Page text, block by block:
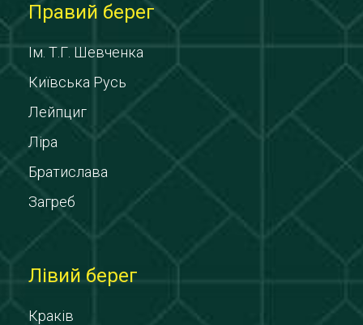
Правий берег
Ім. Т.Г. Шевченка
Київська Русь
Лейпциг
Ліра
Братислава
Загреб
Лівий берег
Краків